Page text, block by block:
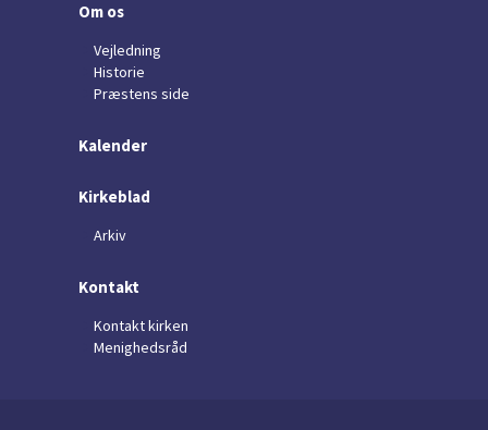
Om os
Vejledning
Historie
Præstens side
Kalender
Kirkeblad
Arkiv
Kontakt
Kontakt kirken
Menighedsråd